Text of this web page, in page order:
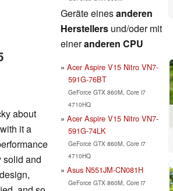
about
it a
solid and
Geräte einesanderen
Herstellers und/oder mit
eineranderen CPU
Acer Aspire V15 Nitro VN7-
591G-76BT
GeForce GTX 860M, Core i7
4710HQ
Acer Aspire V15 Nitro VN7-
591G-74LK
GeForce GTX 860M, Core i7
4710HQ
Asus N551JM-CN081H
GeForce GTX 860M, Core i7